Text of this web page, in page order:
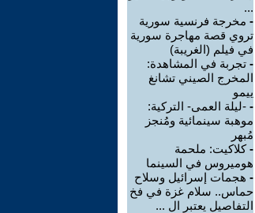
...
- مخرجة فرنسية سورية
تروي قصة مهاجرة سورية
في فيلم (الغريبة)
- تجربة في المشاهدة:
المخرج الصيني تشانغ
ييمو
- -ليلة العمى- التركية:
موهبة سينمائية ومُنجز
مُبهر
-كلاكيت: ملحمة
هوميروس في السينما
- هجمات إسرائيل وسلاح
حماس.. سلام غزة في فخ
التفاصيل يعتبر ال ...